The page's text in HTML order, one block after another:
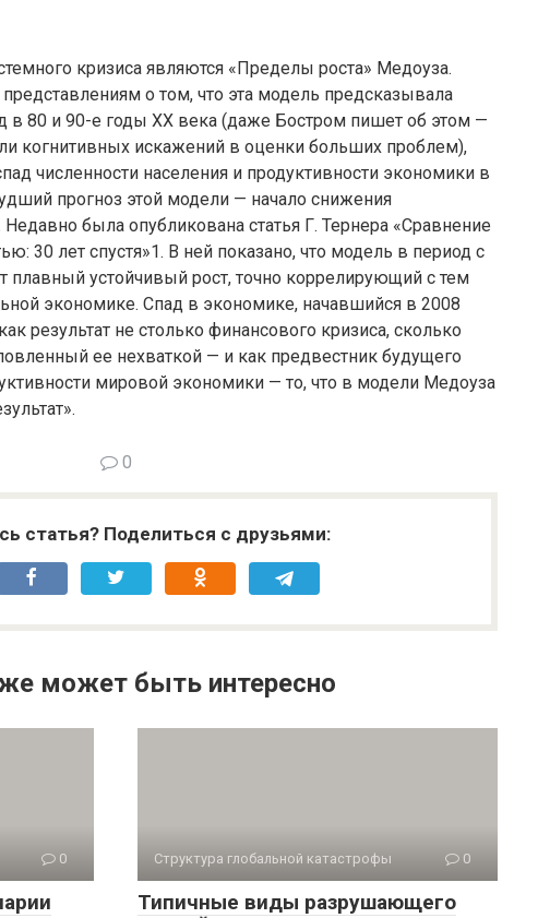
кризиса являются «Пределы роста» Медоуза.
о том, что эта модель предсказывала
в 80 и 90-е годы XX века (даже Бостром пишет об этом —
когнитивных искажений в оценки больших проблем),
численности населения и продуктивности экономики в
прогноз этой модели — начало снижения
Недавно была опубликована статья Г. Тернера «Сравнение
30 лет спустя»1. В ней показано, что модель в период с
плавный устойчивый рост, точно коррелирующий с тем
экономике. Спад в экономике, начавшийся в 2008
результат не столько финансового кризиса, сколько
ее нехваткой — и как предвестник будущего
мировой экономики — то, что в модели Медоуза
0
статья? Поделиться с друзьями:
может быть интересно
0 Структура глобальной катастрофы 0
Типичные виды разрушающего